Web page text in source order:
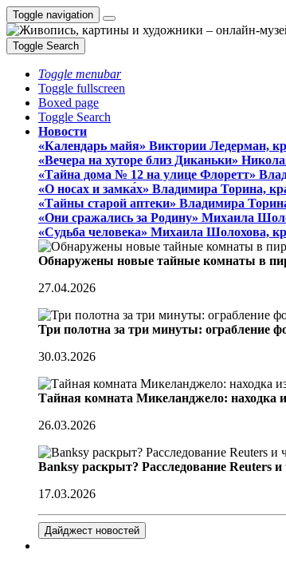
Toggle navigation
Toggle Search
Toggle menubar
Toggle fullscreen
Boxed page
Toggle Search
Новости
«Календарь майя» Виктории Ледерман,
«Вечера на хуторе близ Диканьки»
«Тайна дома № 12 на улице Флоретт»
«О носах и замка́х» Владимира Торина,
«Тайны старой аптеки» Владимира
«Они сражались за Родину» Михаила
«Судьба человека» Михаила Шолохова,
Обнаружены новые тайные комнаты в
27.04.2026
Три полотна за три минуты: ограбление
30.03.2026
Тайная комната Микеланджело: находка
26.03.2026
Banksy раскрыт? Расследование Reuters и
17.03.2026
Дайджест новостей